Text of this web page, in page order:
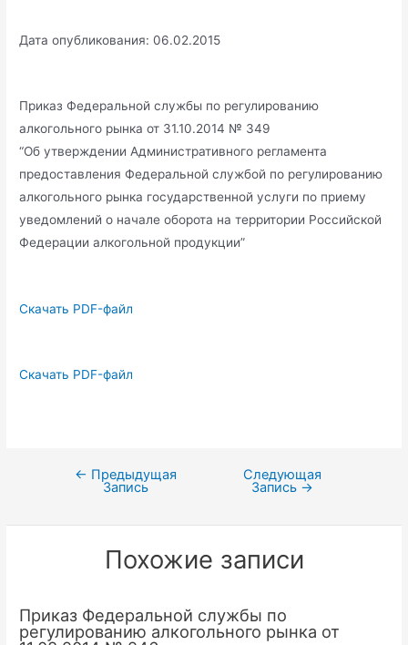
Дата опубликования: 06.02.2015
Приказ Федеральной службы по регулированию
алкогольного рынка от 31.10.2014 № 349
“Об утверждении Административного регламента
предоставления Федеральной службой по регулированию
алкогольного рынка государственной услуги по приему
уведомлений о начале оборота на территории Российской
Федерации алкогольной продукции”
Скачать PDF-файл
Скачать PDF-файл
Навигация
записям
← Предыдущая
Запись
Следующая
Запись →
Похожие записи
Приказ Федеральной службы по
регулированию алкогольного рынка от